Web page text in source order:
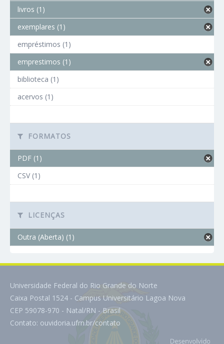
livros (1)
exemplares (1)
empréstimos (1)
emprestimos (1)
biblioteca (1)
acervos (1)
FORMATOS
PDF (1)
CSV (1)
LICENÇAS
Outra (Aberta) (1)
Universidade Federal do Rio Grande do Norte
Caixa Postal 1524 - Campus Universitário Lagoa Nova
CEP 59078-970 - Natal/RN - Brasil
Contato: ouvidoria.ufrn.br/contato